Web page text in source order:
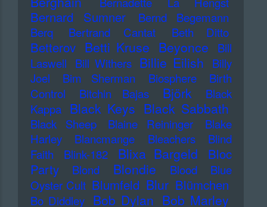
Bernard Sumner
Bernd Begemann
Berq
Bertrand Cantat Beth Ditto
Betterov Betti Kruse Beyonce
Bill
Laswell
Bill Withers Billie Eilish
Billy
Joel
Bim Sherman Biosphere
Birth
Control
Bitchin Bajas Björk
Black
Kappa Black Keys Black Sabbath
Black Sheep Blaine Reininger
Blake
Harley
Blancmange Bleachers
Blind
Faith
Blink-182 Blixa Bargeld
Bloc
Party
Blond Blondie Blood
Blue
Oyster Cult Blumfeld Blur Blümchen
Bo Diddley Bob Dylan Bob Marley